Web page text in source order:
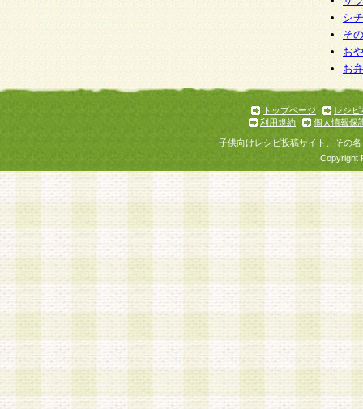
シ
そ
お
お
トップページ
レシピ
利用規約
個人情報保
子供向けレシピ投稿サイト、その
Copyright